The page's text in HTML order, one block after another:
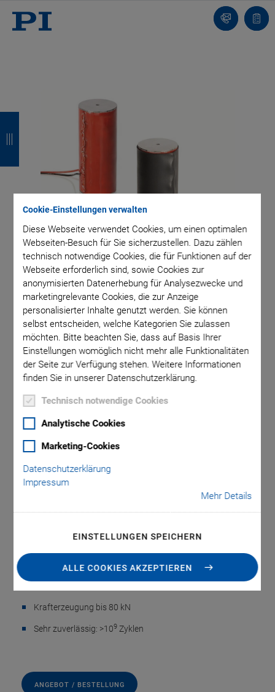
Cookie-Einstellungen verwalten
Diese Webseite verwendet Cookies, um einen optimalen
Webseiten-Besuch für Sie sicherzustellen. Dazu zählen
technisch notwendige Cookies, die für Funktionen auf der
Webseite erforderlich sind, sowie Cookies zur
anonymisierten Datenerhebung für Analysezwecke und
marketingrelevante Cookies, die zur Anzeige
personalisierter Inhalte genutzt werden. Sie können
selbst entscheiden, welche Kategorien Sie zulassen
möchten. Bitte beachten Sie, dass auf Basis Ihrer
Einstellungen womöglich nicht mehr alle Funktionalitäten
der Seite zur Verfügung stehen. Weitere Informationen
finden Sie in unserer Datenschutzerklärung.
Technisch notwendige Cookies
Analytische Cookies
Marketing-Cookies
Datenschutzerklärung
Impressum
Mehr Details
EINSTELLUNGEN SPEICHERN
ALLE COOKIES AKZEPTIEREN
Kontakt
PICA Stack
Piezoaktoren
Hohe Kräfte, große Auslenkungen, flexibel
Stellwege bis 300 µm
Krafterzeugung bis 80 kN
Sehr zuverlässig: >109 Zyklen
ANGEBOT / BESTELLUNG
und
gefärbt
sein.
c
k
c
k
c
k
c
k